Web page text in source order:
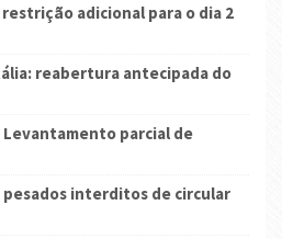
adicional para o dia 2
reabertura antecipada do
Levantamento parcial de
pesados interditos de circular